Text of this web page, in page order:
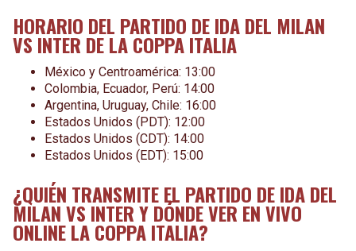
HORARIO DEL PARTIDO DE IDA DEL MILAN
VS INTER DE LA COPPA ITALIA
México y Centroamérica: 13:00
Colombia, Ecuador, Perú: 14:00
Argentina, Uruguay, Chile: 16:00
Estados Unidos (PDT): 12:00
Estados Unidos (CDT): 14:00
Estados Unidos (EDT): 15:00
¿QUIÉN TRANSMITE EL PARTIDO DE IDA DEL
MILAN VS INTER Y DÓNDE VER EN VIVO
ONLINE LA COPPA ITALIA?